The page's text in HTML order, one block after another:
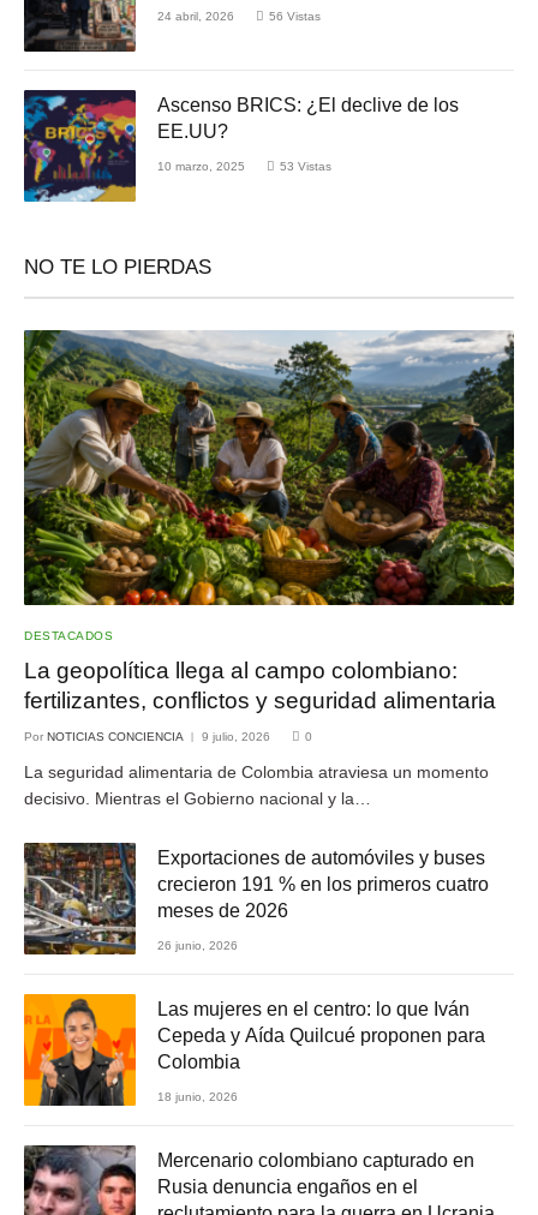
24 abril, 2026 56 Vistas
Ascenso BRICS: ¿El declive de los
EE.UU?
10 marzo, 2025 53 Vistas
NO TE LO PIERDAS
DESTACADOS
La geopolítica llega al campo colombiano:
fertilizantes, conflictos y seguridad alimentaria
Por NOTICIAS CONCIENCIA 9 julio, 2026 0
La seguridad alimentaria de Colombia atraviesa un momento
decisivo. Mientras el Gobierno nacional y la…
Exportaciones de automóviles y buses
crecieron 191 % en los primeros cuatro
meses de 2026
26 junio, 2026
Las mujeres en el centro: lo que Iván
Cepeda y Aída Quilcué proponen para
Colombia
18 junio, 2026
Mercenario colombiano capturado en
Rusia denuncia engaños en el